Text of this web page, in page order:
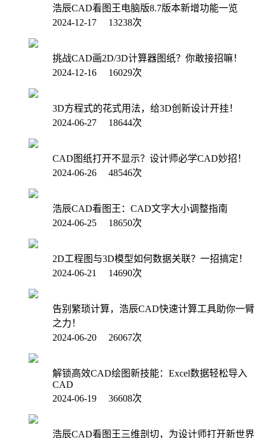
浩辰CAD看图王电脑版8.7版本新增功能一览
2024-12-17 13238次
挑战CAD画2D/3D计算器图纸？你敢接招嘛！
2024-12-16 16029次
3D方程式的花式用法，给3D创新设计开挂！
2024-06-27 18644次
CAD图纸打开不显示？设计师必学CAD妙招！
2024-06-26 48546次
浩辰CAD看图王：CAD文字大小调整指南
2024-06-25 18650次
2D工程图与3D模型如何数据关联？一招搞定！
2024-06-21 14690次
告别繁琐计算，浩辰CAD快速计算工具助你一臂
之力！
2024-06-20 26067次
解锁高效CAD绘图新技能：Excel数据轻松导入
CAD
2024-06-19 36608次
浩辰CAD看图王三维剖切，为设计师打开新世界